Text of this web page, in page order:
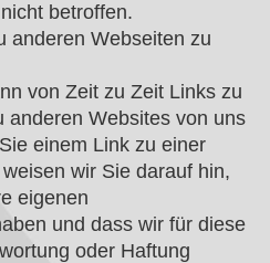
betroffen.
anderen Webseiten zu
von Zeit zu Zeit Links zu
anderen Websites von uns
einem Link zu einer
wir Sie darauf hin,
eigenen
und dass wir für diese
oder Haftung